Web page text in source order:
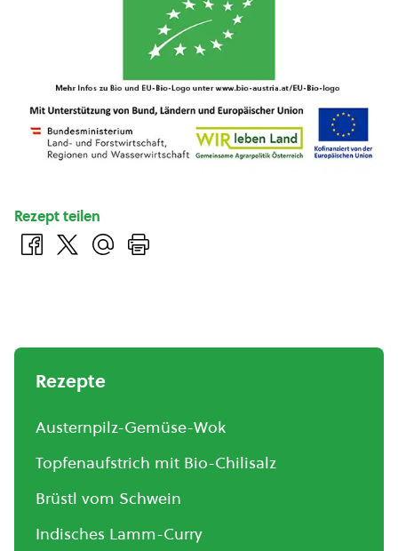
Rezept teilen
Rezepte
Austernpilz-Gemüse-Wok
Topfenaufstrich mit Bio-Chilisalz
Brüstl vom Schwein
Indisches Lamm-Curry